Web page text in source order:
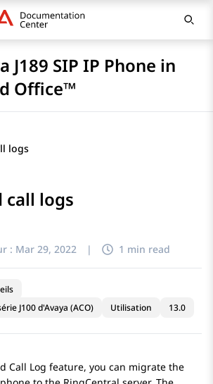
J189 SIP IP Phone in
Office™
logs
call logs
PDF
: Mar 29, 2022 | 1 min read
J100 d'Avaya (ACO)
Utilisation 13.0
Call Log feature, you can migrate the